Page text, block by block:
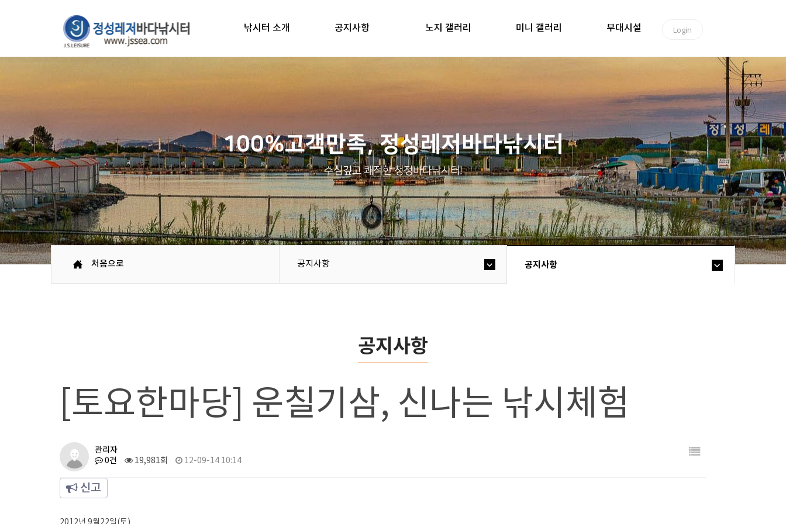
낚시터 소개 공지사항 노지 갤러리 미니 갤러리 부대시설 Login
100%고객만족, 정성레저바다낚시터
수심깊고 쾌적한 청정바다낚시터!
처음으로 공지사항 공지사항
공지사항
[토요한마당] 운칠기삼, 신나는 낚시체험
관리자
0건 19,981회 12-09-14 10:14
신고